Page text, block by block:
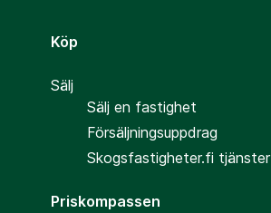
Köp
Sälj
Sälj en fastighet
Försäljningsuppdrag
Skogsfastigheter.fi tjänster
Priskompassen